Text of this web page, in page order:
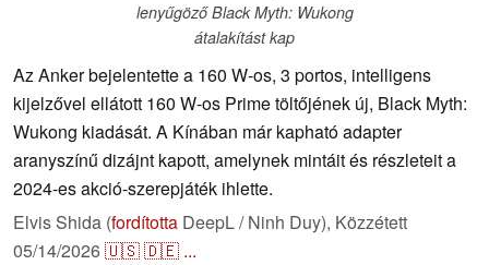
lenyűgöző Black Myth: Wukong
átalakítást kap
Az Anker bejelentette a 160 W-os, 3 portos, intelligens
kijelzővel ellátott 160 W-os Prime töltőjének új, Black Myth:
Wukong kiadását. A Kínában már kapható adapter
aranyszínű dizájnt kapott, amelynek mintáit és részleteit a
2024-es akció-szerepjáték ihlette.
Elvis Shida (fordította DeepL / Ninh Duy), Közzétett
05/14/2026🇺🇸🇩🇪 ...